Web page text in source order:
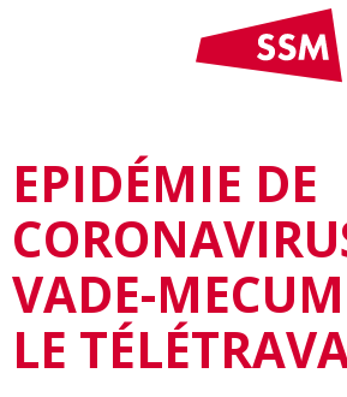
EPIDÉMIE DE
VADE-
LE